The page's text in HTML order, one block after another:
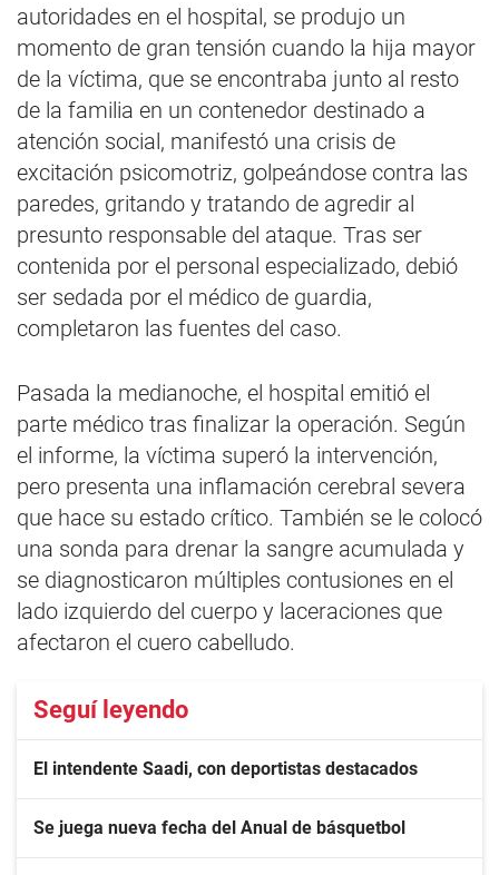
autoridades en el hospital, se produjo un
momento de gran tensión cuando la hija mayor
de la víctima, que se encontraba junto al resto
de la familia en un contenedor destinado a
atención social, manifestó una crisis de
excitación psicomotriz, golpeándose contra las
paredes, gritando y tratando de agredir al
presunto responsable del ataque. Tras ser
contenida por el personal especializado, debió
ser sedada por el médico de guardia,
completaron las fuentes del caso.
Pasada la medianoche, el hospital emitió el
parte médico tras finalizar la operación. Según
el informe, la víctima superó la intervención,
pero presenta una inflamación cerebral severa
que hace su estado crítico. También se le colocó
una sonda para drenar la sangre acumulada y
se diagnosticaron múltiples contusiones en el
lado izquierdo del cuerpo y laceraciones que
afectaron el cuero cabelludo.
Seguí leyendo
El intendente Saadi, con deportistas destacados
Se juega nueva fecha del Anual de básquetbol